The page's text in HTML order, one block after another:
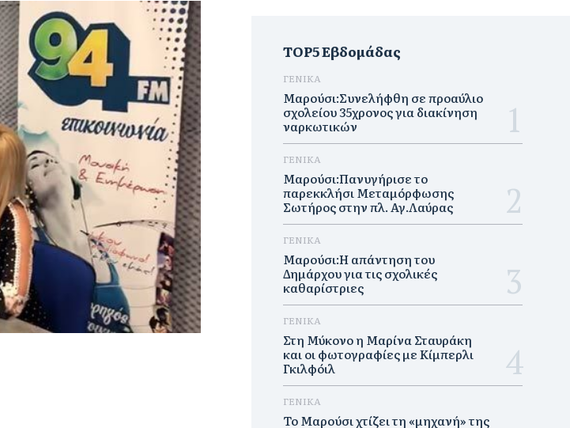
TOP5 Εβδομάδας
ΓΕΝΙΚΑ
Μαρούσι:Συνελήφθη σε προαύλιο
σχολείου 35χρονος για διακίνηση
ναρκωτικών
ΓΕΝΙΚΑ
Μαρούσι:Πανυγήρισε το
παρεκκλήσι Μεταμόρφωσης
Σωτήρος στην πλ. Αγ.Λαύρας
ΓΕΝΙΚΑ
Μαρούσι:Η απάντηση του
Δημάρχου για τις σχολικές
καθαρίστριες
ΓΕΝΙΚΑ
Στη Μύκονο η Μαρίνα Σταυράκη
και οι φωτογραφίες με Κίμπερλι
Γκιλφόιλ
ΓΕΝΙΚΑ
Το Μαρούσι χτίζει τη «μηχανή» της